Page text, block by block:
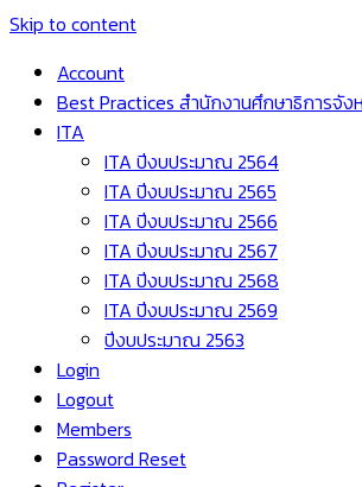
Skip to content
Account
Best Practices สำนักงานศึกษาธิการจัง
ITA
ITA ปีงบประมาณ 2564
ITA ปีงบประมาณ 2565
ITA ปีงบประมาณ 2566
ITA ปีงบประมาณ 2567
ITA ปีงบประมาณ 2568
ITA ปีงบประมาณ 2569
ปีงบประมาณ 2563
Login
Logout
Members
Password Reset